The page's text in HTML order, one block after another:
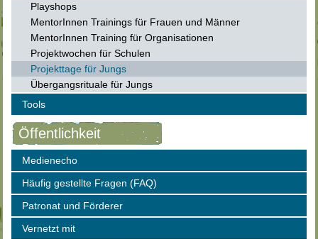
Playshops
MentorInnen Trainings für Frauen und Männer
MentorInnen Training für Organisationen
Projektwochen für Schulen
Projekttage für Jungs
Übergangsrituale für Jungs
Tools
Öffentlichkeit
Medienecho
Häufig gestellte Fragen (FAQ)
Patronat und Förderer
Vernetzt mit